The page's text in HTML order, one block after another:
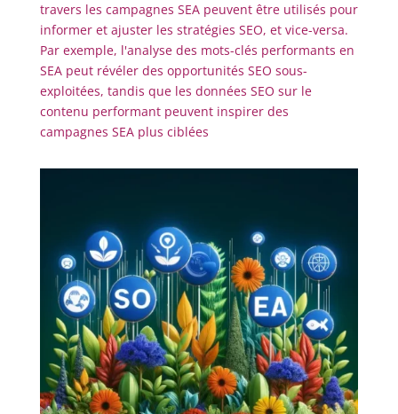
travers les campagnes SEA peuvent être utilisés pour
informer et ajuster les stratégies SEO, et vice-versa.
Par exemple, l'analyse des mots-clés performants en
SEA peut révéler des opportunités SEO sous-
exploitées, tandis que les données SEO sur le
contenu performant peuvent inspirer des
campagnes SEA plus ciblées